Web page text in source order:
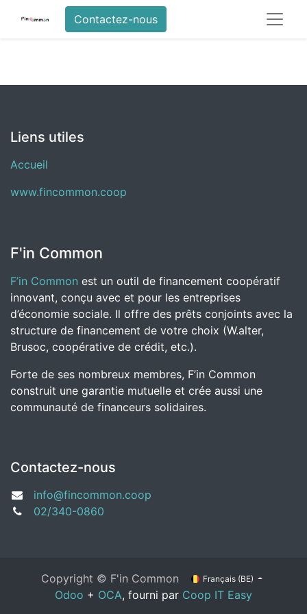
Contactez-nous
Liens utiles
Accueil
www.fincommon.coop
F'in Common
F’in Common est un outil de financement coopératif
innovant, conçu avec et pour les entreprises
d’économie sociale. Il offre des prêts conjoints avec la
structure de financement de votre choix (W.alter,
Brusoc, coopérative de crédit, etc.).
Forte de ses nombreux membres, F’in Common
construit une garantie mutuelle et crée aussi une
communauté de financeurs solidaires.
Contactez-nous
info@fincommon.coop
02/340-0860
Copyright © F'in Common Français (BE)
Odoo + OCA, fourni par Coop IT Easy